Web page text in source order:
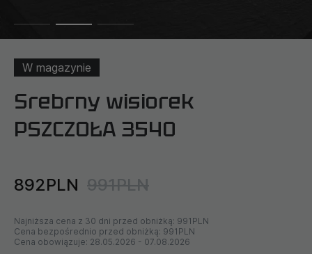
W magazynie
Srebrny wisiorek
PSZCZOŁA 3540
892PLN 991PLN
Najniższa cena z 30 dni przed obniżką: 991PLN
Cena bezpośrednio przed obniżką: 991PLN
Cena obowiązuje: 28.05.2026 - 07.08.2026